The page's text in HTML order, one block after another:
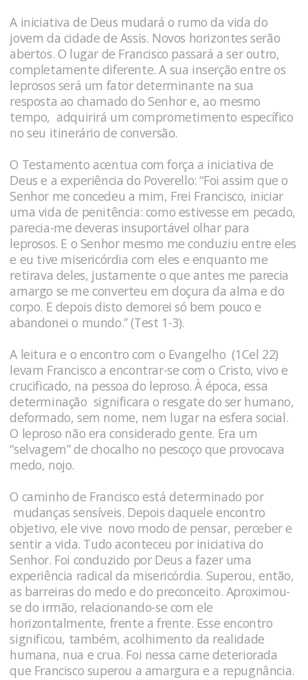
A iniciativa de Deus mudará o rumo da vida do
jovem da cidade de Assis. Novos horizontes serão
abertos. O lugar de Francisco passará a ser outro,
completamente diferente. A sua inserção entre os
leprosos será um fator determinante na sua
resposta ao chamado do Senhor e, ao mesmo
tempo, adquirirá um comprometimento específico
no seu itinerário de conversão.
O Testamento acentua com força a iniciativa de
Deus e a experiência do Poverello: “Foi assim que o
Senhor me concedeu a mim, Frei Francisco, iniciar
uma vida de penitência: como estivesse em pecado,
parecia-me deveras insuportável olhar para
leprosos. E o Senhor mesmo me conduziu entre eles
e eu tive misericórdia com eles e enquanto me
retirava deles, justamente o que antes me parecia
amargo se me converteu em doçura da alma e do
corpo. E depois disto demorei só bem pouco e
abandonei o mundo.” (Test 1-3).
A leitura e o encontro com o Evangelho (1Cel 22)
levam Francisco a encontrar-se com o Cristo, vivo e
crucificado, na pessoa do leproso. À época, essa
determinação significara o resgate do ser humano,
deformado, sem nome, nem lugar na esfera social.
O leproso não era considerado gente. Era um
“selvagem” de chocalho no pescoço que provocava
medo, nojo.
O caminho de Francisco está determinado por
mudanças sensíveis. Depois daquele encontro
objetivo, ele vive novo modo de pensar, perceber e
sentir a vida. Tudo aconteceu por iniciativa do
Senhor. Foi conduzido por Deus a fazer uma
experiência radical da misericórdia. Superou, então,
as barreiras do medo e do preconceito. Aproximou-
se do irmão, relacionando-se com ele
horizontalmente, frente a frente. Esse encontro
significou, também, acolhimento da realidade
humana, nua e crua. Foi nessa carne deteriorada
que Francisco superou a amargura e a repugnância.